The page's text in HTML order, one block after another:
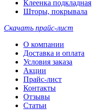
Клеенка подкладная
Шторы, покрывала
Скачать прайс-лист
О компании
Доставка и оплата
Условия заказа
Акции
Прайс-лист
Контакты
Отзывы
Статьи